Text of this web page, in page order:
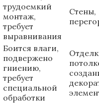
трудоемкий
монтаж,
требует
выравнивания
Стены,
Боится влаги,
подвержено
гниению,
требует
специальной
обработки